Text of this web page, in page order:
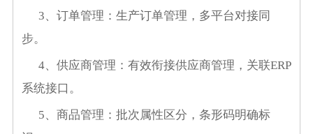
3 、订单管理：生产订单管理，多平台对接同
步。
4、供应商管理：有效衔接供应商管理，关联ERP
系统接口。
5 、商品管理：批次属性区分，条形码明确标